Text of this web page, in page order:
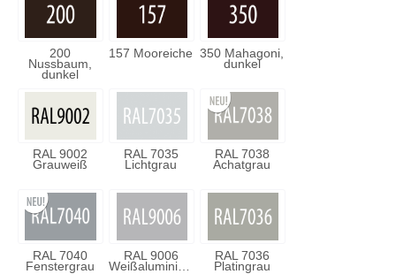
200
Nussbaum,
dunkel
157 Mooreiche 350 Mahagoni,
dunkel
RAL 9002
Grauweiß
RAL 7035
Lichtgrau
RAL 7038
Achatgrau
RAL 7040
Fenstergrau
RAL 9006 RAL 7036
Platingrau